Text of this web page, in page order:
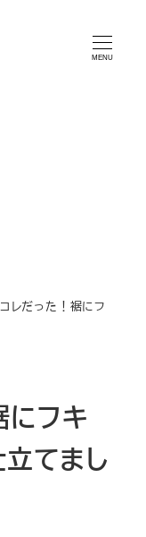
MENU
レだった！裾にフ
にフキ
てまし